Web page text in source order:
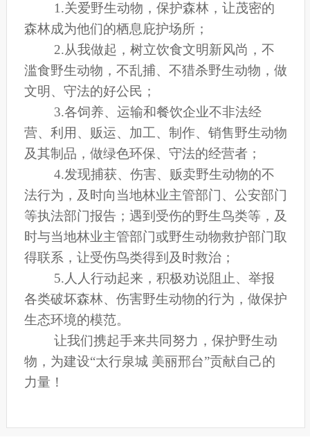
1.关爱野生动物，保护森林，让茂密的
森林成为他们的栖息庇护场所；
2.从我做起，树立饮食文明新风尚，不
滥食野生动物，不乱捕、不猎杀野生动物，做
文明、守法的好公民；
3.各饲养、运输和餐饮企业不非法经
营、利用、贩运、加工、制作、销售野生动物
及其制品，做绿色环保、守法的经营者；
4.发现捕获、伤害、贩卖野生动物的不
法行为，及时向当地林业主管部门、公安部门
等执法部门报告；遇到受伤的野生鸟类等，及
时与当地林业主管部门或野生动物救护部门取
得联系，让受伤鸟类得到及时救治；
5.人人行动起来，积极劝说阻止、举报
各类破坏森林、伤害野生动物的行为，做保护
生态环境的模范。
让我们携起手来共同努力，保护野生动
物，为建设“太行泉城 美丽邢台”贡献自己的
力量！